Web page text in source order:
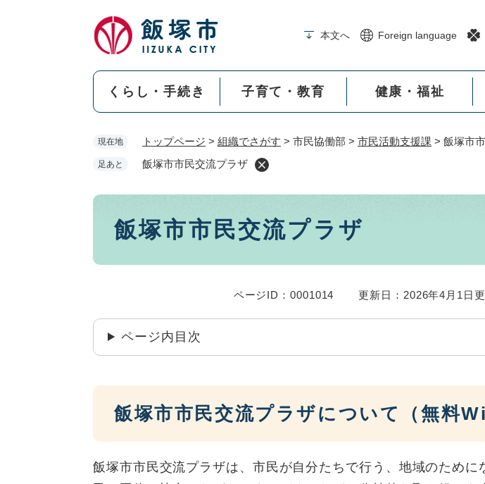
本文へ Foreign language
くらし・手続き 子育て・教育 健康・福祉
現在地 トップページ > 組織でさがす > 市民協働部 > 市民活動支援課 > 飯塚市
足あと 飯塚市市民交流プラザ
本
飯塚市市民交流プラザ
ページID：0001014 更新日：2026年4月1日
ページ内目次
飯塚市市民交流プラザについて（無料
飯塚市市民交流プラザは、市民が自分たちで行う、地域のために